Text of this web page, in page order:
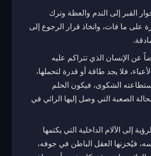
القبر إلى الندم والعظة وترك
على ما فات، واتخاذ قرار الرجوع إلى
عن الإنسان الذي تتراكم عليه
فلا يجد طاقة أو قدرة لتحملها،
الشكوى، فيكون الحلم
الصعبة التي وصل إليها الرائي في
إلى الآلام الداخلية التي يكتمها
فيُخزنها العقل الباطن في جوفه،